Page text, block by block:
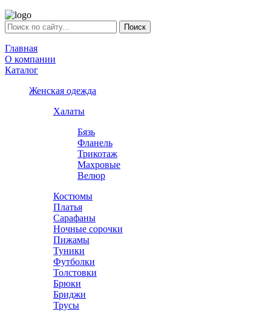
Главная
О компании
Каталог
Женская одежда
Халаты
Бязь
Фланель
Трикотаж
Махровые
Велюр
Костюмы
Платья
Сарафаны
Ночные сорочки
Пижамы
Туники
Футболки
Толстовки
Брюки
Бриджи
Трусы